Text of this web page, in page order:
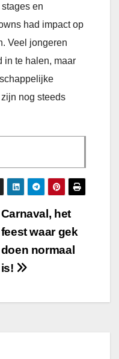
en
had impact op
Veel jongeren
in te halen, maar
nog steeds
Carnaval, het
feest waar gek
doen normaal
is!